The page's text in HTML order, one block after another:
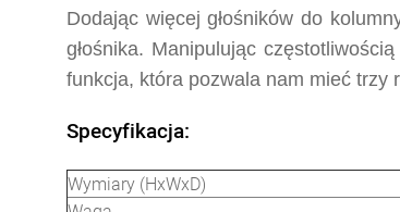
Dodając więcej głośników do
głośnika. Manipulując
funkcja, która pozwala nam mieć trzy
Specyfikacja:
Wymiary (HxWxD)